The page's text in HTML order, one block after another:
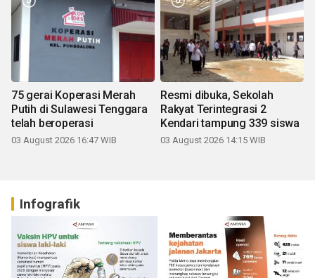
75 gerai Koperasi Merah
Putih di Sulawesi Tenggara
telah beroperasi
03 August 2026 16:47 WIB
Resmi dibuka, Sekolah
Rakyat Terintegrasi 2
Kendari tampung 339 siswa
03 August 2026 14:15 WIB
Infografik